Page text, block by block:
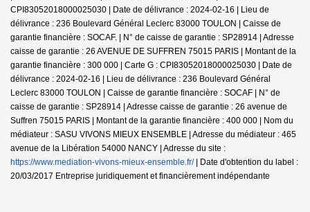
CPI83052018000025030 | Date de délivrance : 2024-02-16 | Lieu de
délivrance : 236 Boulevard Général Leclerc 83000 TOULON | Caisse de
garantie financière : SOCAF. | N° de caisse de garantie : SP28914 | Adresse
caisse de garantie : 26 AVENUE DE SUFFREN 75015 PARIS | Montant de la
garantie financière : 300 000 | Carte G : CPI83052018000025030 | Date de
délivrance : 2024-02-16 | Lieu de délivrance : 236 Boulevard Général
Leclerc 83000 TOULON | Caisse de garantie financière : SOCAF | N° de
caisse de garantie : SP28914 | Adresse caisse de garantie : 26 avenue de
Suffren 75015 PARIS | Montant de la garantie financière : 400 000 | Nom du
médiateur : SASU VIVONS MIEUX ENSEMBLE | Adresse du médiateur : 465
avenue de la Libération 54000 NANCY | Adresse du site :
https://www.mediation-vivons-mieux-ensemble.fr/| Date d'obtention du label :
20/03/2017 Entreprise juridiquement et financièrement indépendante